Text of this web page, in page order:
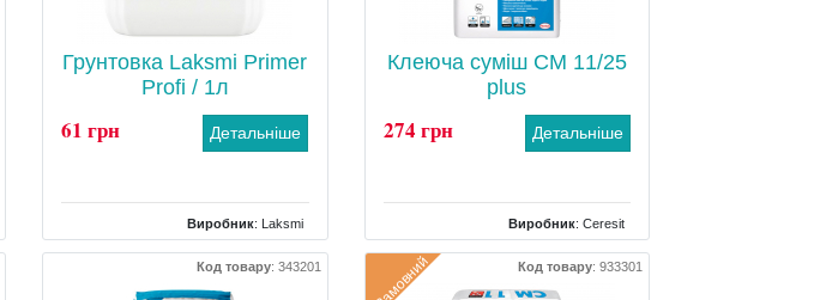
Грунтовка Laksmi Primer
Profi / 1л
61 грн Детальніше
Виробник: Laksmi
: Грунтовка
Клеюча суміш CM 11/25
plus
274 грн Детальніше
Виробник: Ceresit
Тип : морозостійкий
Код товару: 343201 Замовний Код товару: 933301